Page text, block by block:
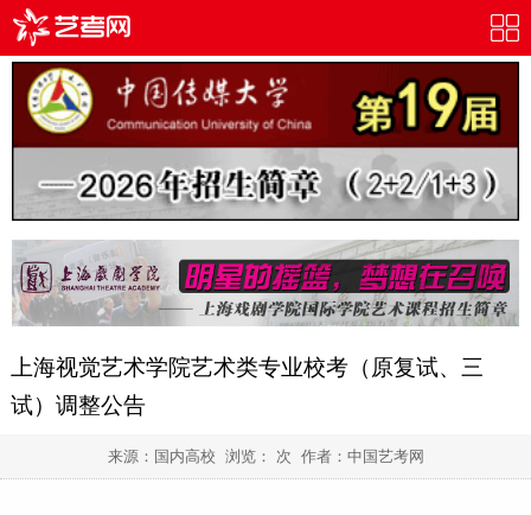
上海视觉艺术学院艺术类专业校考（原复试、三
试）调整公告
来源：国内高校 浏览： 次 作者： 中国艺考网